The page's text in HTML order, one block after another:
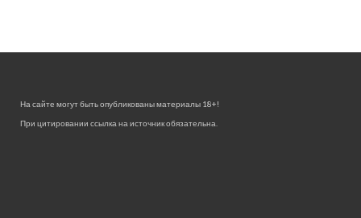
На сайте могут быть опубликованы материалы 18+!
При цитировании ссылка на источник обязательна.